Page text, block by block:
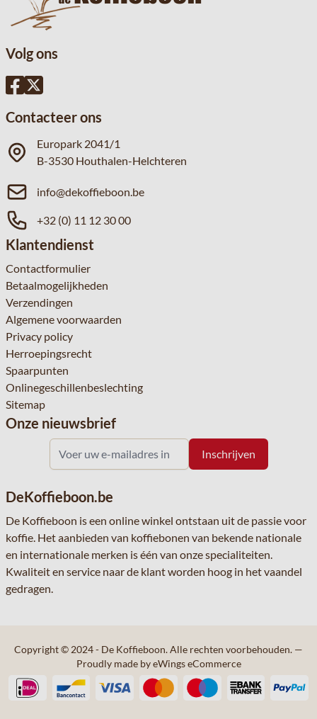
Volg ons
Contacteer ons
Europark 2041/1
B-3530 Houthalen-Helchteren
info@dekoffieboon.be
+32 (0) 11 12 30 00
Klantendienst
Contactformulier
Betaalmogelijkheden
Verzendingen
Algemene voorwaarden
Privacy policy
Herroepingsrecht
Spaarpunten
Onlinegeschillenbeslechting
Sitemap
Onze nieuwsbrief
DeKoffieboon.be
De Koffieboon is een online winkel ontstaan uit de passie voor
koffie. Het aanbieden van koffiebonen van bekende nationale
en internationale merken is één van onze specialiteiten.
Kwaliteit en service naar de klant worden hoog in het vaandel
gedragen.
Copyright © 2024 - De Koffieboon. Alle rechten voorbehouden. —
Proudly made by eWings eCommerce